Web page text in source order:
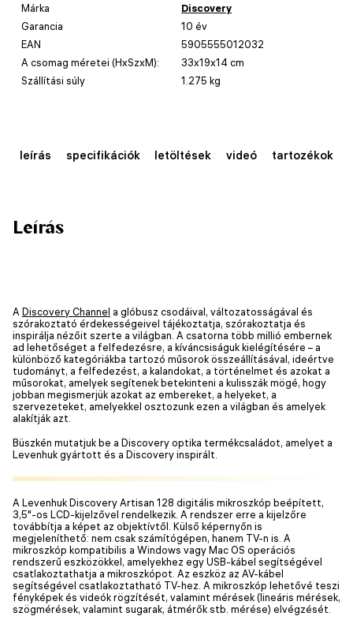
Márka
Discovery
Garancia
10 év
EAN
5905555012032
A csomag méretei (HxSzxM):
33x19x14 cm
Szállítási súly
1.275 kg
leírás specifikációk letöltések videó tartozékok
Leírás
A Discovery Channel a glóbusz csodáival, változatosságával és
szórakoztató érdekességeivel tájékoztatja, szórakoztatja és
inspirálja nézőit szerte a világban. A csatorna több millió embernek
ad lehetőséget a felfedezésre, a kíváncsiságuk kielégítésére – a
különböző kategóriákba tartozó műsorok összeállításával, ideértve
tudományt, a felfedezést, a kalandokat, a történelmet és azokat a
műsorokat, amelyek segítenek betekinteni a kulisszák mögé, hogy
jobban megismerjük azokat az embereket, a helyeket, a
szervezeteket, amelyekkel osztozunk ezen a világban és amelyek
alakítják azt.
Büszkén mutatjuk be a Discovery optika termékcsaládot, amelyet a
Levenhuk gyártott és a Discovery inspirált.
A Levenhuk Discovery Artisan 128 digitális mikroszkóp beépített,
3,5"-os LCD-kijelzővel rendelkezik. A rendszer erre a kijelzőre
továbbítja a képet az objektívtől. Külső képernyőn is
megjeleníthető: nem csak számítógépen, hanem TV-n is. A
mikroszkóp kompatibilis a Windows vagy Mac OS operációs
rendszerű eszközökkel, amelyekhez egy USB-kábel segítségével
csatlakoztathatja a mikroszkópot. Az eszköz az AV-kábel
segítségével csatlakoztatható TV-hez. A mikroszkóp lehetővé teszi
fényképek és videók rögzítését, valamint mérések (lineáris mérések,
szögmérések, valamint sugarak, átmérők stb. mérése) elvégzését.